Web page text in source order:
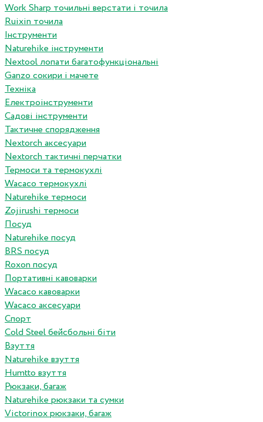
Work Sharp точильні верстати і точила
Ruixin точила
Інструменти
Naturehike інструменти
Nextool лопати багатофункціональні
Ganzo сокири і мачете
Техніка
Електроінструменти
Садові інструменти
Тактичне спорядження
Nextorch аксесуари
Nextorch тактичні перчатки
Термоси та термокухлі
Wacaco термокухлі
Naturehike термоси
Zojirushi термоси
Посуд
Naturehike посуд
BRS посуд
Roxon посуд
Портативні кавоварки
Wacaco кавоварки
Wacaco аксесуари
Спорт
Cold Steel бейсбольні біти
Взуття
Naturehike взуття
Humtto взуття
Рюкзаки, багаж
Naturehike рюкзаки та сумки
Victorinox рюкзаки, багаж